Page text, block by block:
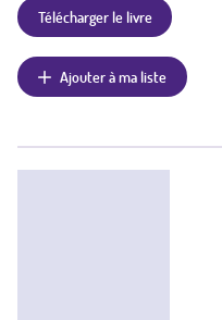
Télécharger le livre
Ajouter à ma liste